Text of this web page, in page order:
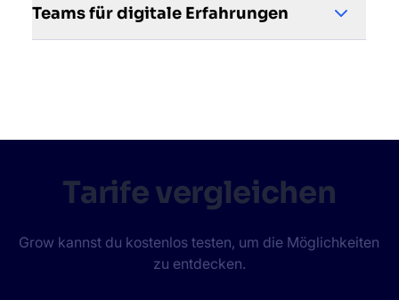
Teams für digitale Erfahrungen
Tarife vergleichen
Grow kannst du kostenlos testen, um die Möglichkeiten
zu entdecken.